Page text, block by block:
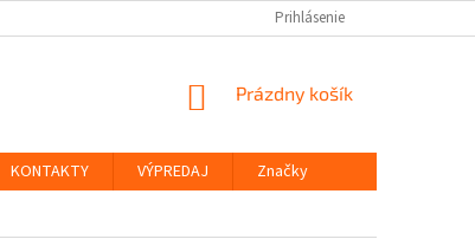
Prihlásenie
NÁKUPNÝ
Prázdny košík
KONTAKTY VÝPREDAJ
Značky